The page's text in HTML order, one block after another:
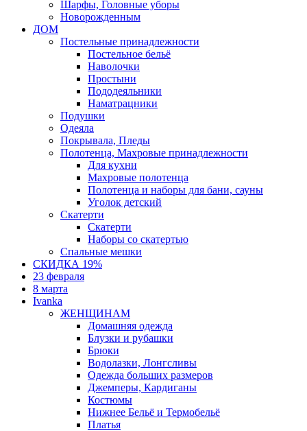
Шарфы, Головные уборы
Новорожденным
ДОМ
Постельные принадлежности
Постельное бельё
Наволочки
Простыни
Пододеяльники
Наматрацники
Подушки
Одеяла
Покрывала, Пледы
Полотенца, Махровые принадлежности
Для кухни
Махровые полотенца
Полотенца и наборы для бани, сауны
Уголок детский
Скатерти
Скатерти
Наборы со скатертью
Спальные мешки
СКИДКА 19%
23 февраля
8 марта
Ivanka
ЖЕНЩИНАМ
Домашняя одежда
Блузки и рубашки
Брюки
Водолазки, Лонгсливы
Одежда больших размеров
Джемперы, Кардиганы
Костюмы
Нижнее Бельё и Термобельё
Платья